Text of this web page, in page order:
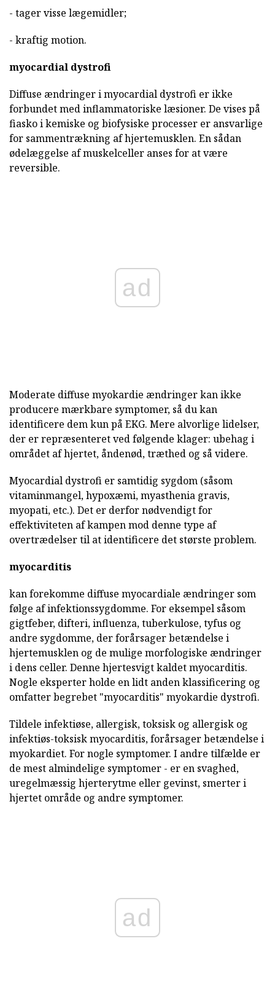
- tager visse lægemidler;
- kraftig motion.
myocardial dystrofi
Diffuse ændringer i myocardial dystrofi er ikke
forbundet med inflammatoriske læsioner. De vises på
fiasko i kemiske og biofysiske processer er ansvarlige
for sammentrækning af hjertemusklen. En sådan
ødelæggelse af muskelceller anses for at være
reversible.
ad
Moderate diffuse myokardie ændringer kan ikke
producere mærkbare symptomer, så du kan
identificere dem kun på EKG. Mere alvorlige lidelser,
der er repræsenteret ved følgende klager: ubehag i
området af hjertet, åndenød, træthed og så videre.
Myocardial dystrofi er samtidig sygdom (såsom
vitaminmangel, hypoxæmi, myasthenia gravis,
myopati, etc.). Det er derfor nødvendigt for
effektiviteten af kampen mod denne type af
overtrædelser til at identificere det største problem.
myocarditis
kan forekomme diffuse myocardiale ændringer som
følge af infektionssygdomme. For eksempel såsom
gigtfeber, difteri, influenza, tuberkulose, tyfus og
andre sygdomme, der forårsager betændelse i
hjertemusklen og de mulige morfologiske ændringer
i dens celler. Denne hjertesvigt kaldet myocarditis.
Nogle eksperter holde en lidt anden klassificering og
omfatter begrebet "myocarditis" myokardie dystrofi.
Tildele infektiøse, allergisk, toksisk og allergisk og
infektiøs-toksisk myocarditis, forårsager betændelse i
myokardiet. For nogle symptomer. I andre tilfælde er
de mest almindelige symptomer - er en svaghed,
uregelmæssig hjerterytme eller gevinst, smerter i
hjertet område og andre symptomer.
ad